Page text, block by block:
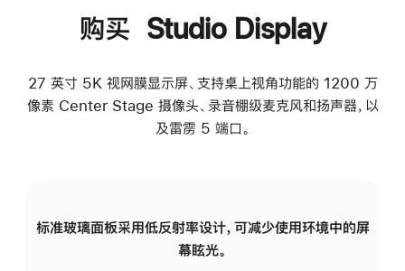
购买 Studio Display
27 英寸 5K 视网膜显示屏、支持桌上视角功能的 1200 万
像素 Center Stage 摄像头、录音棚级麦克风和扬声器，以
及雷雳 5 端口。
标准玻璃面板采用低反射率设计，可减少使用环境中的屏
幕眩光。